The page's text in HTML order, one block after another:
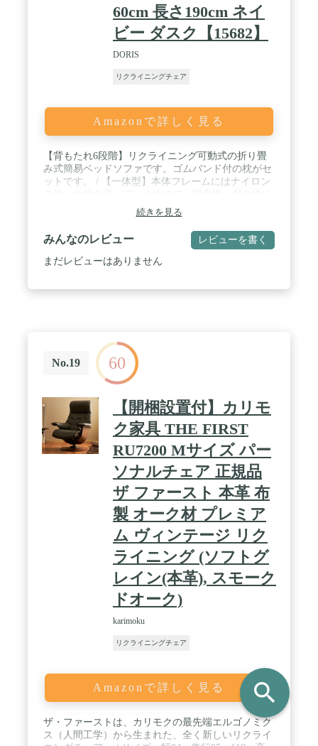
60cm 長さ190cm ネイ
ビー ダスク【15682】
DORIS
リクライニングチェア
Amazonで詳しく見る
【背もたれ6段階】リクライニング可動式の折り畳
み式簡易ベッドソファです。ゴムバンド付の枕がセ
ットです。 / 【一体型】本体フレームにはナイロン
もこだわりました。ナイロン張地だけでの、サマー
ベット風でのご使用も可能です。 / 【6段階リクラ
イニング】背もたれリクライニングは、安心の日本
メーカーギア6段式（手動）です。ウレタン（生
地）クッションの厚みは10㎝、枕部分は13cmと厚み
スチールパイプ、クッション材：ウレタンチップ ◆
重量：チェア本体：約5kg、総重量：約9kg(梱包材
等含む) ◆梱包サイズ：64×29×84ｃｍ ◆耐荷重：約
続きを見る
みんなのレビュー レビューを書く
まだレビューはありません
No.19 60
【開梱設置付】カリモ
ク家具 THE FIRST
RU7200 Mサイズ パー
ソナルチェア 正規品
ザ ファースト 本革 布
製 オーク材 プレミア
ム ヴィンテージ リク
ライニング (ソフトグ
レイン(本革), スモーク
ドオーク)
karimoku
リクライニングチェア
Amazonで詳しく見る
ザ・ファーストは、カリモクの最先端エルゴノミク
ス（人間工学）から生まれた、全く新しいリクライ
search